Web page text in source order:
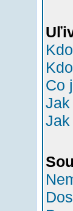
Co